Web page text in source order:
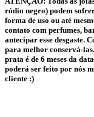
ródio negro) podem
forma de uso ou até
contato com perfumes,
antecipar esse desgaste.
para melhor conservá-
prata é de 6 meses da
poderá ser feito por nós
cliente :)